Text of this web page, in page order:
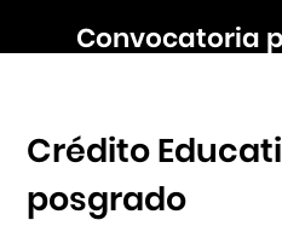
Salud
Contáctanos
Convocatoria
Crédito
posgrado